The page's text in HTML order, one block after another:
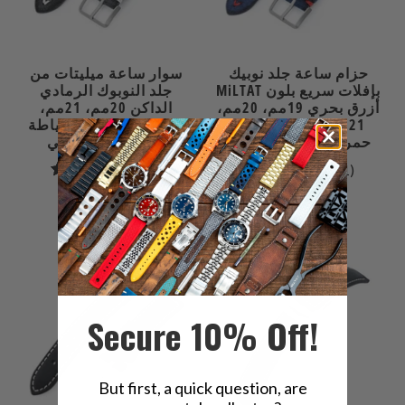
سوار ساعة ميليتات من
جلد النوبوك الرمادي
الداكن 20مم، 21مم،
22مم، فك سريع، خياطة
بيج، تشطيب رملي
(1)1
إجمالي
المراجعات
$62.99
نفدت الكمية
حزام ساعة جلد نوبيك
MiLTAT بإفلات سريع بلون
أزرق بحري 19مم، 20مم،
21مم، 22مم، خياطة
حمراء، معالجة بالرمل
(1)
$62.99
Secure 10% Off!
But first, a quick question, are